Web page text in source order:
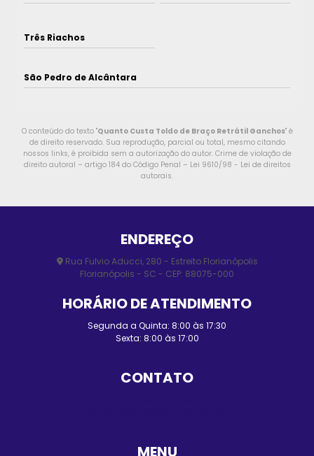
Três Riachos
São Pedro de Alcântara
O conteúdo do texto "Quanto Custa Toldo de Braço Retrátil Ganchos" é
de direito reservado. Sua reprodução, parcial ou total, mesmo citando
nossos links, é proibida sem a autorização do autor. Crime de violação de
direito autoral – artigo 184 do Código Penal – Lei 9610/98 - Lei de direitos
autorais.
ENDEREÇO
Rua Fulvio Aducci, 280 - Estreito Florianópolis
Florianópolis - SC - CEP: 88075-000
HORÁRIO DE ATENDIMENTO
Segunda a Quinta: 8:00 às 17:30
Sexta: 8:00 às 17:00
CONTATO
MENU